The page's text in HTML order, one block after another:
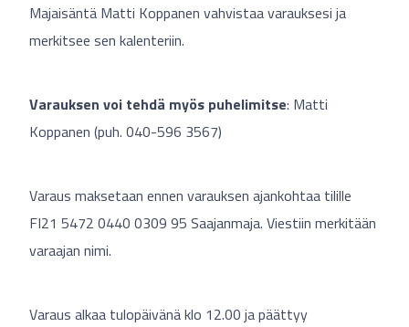
Majaisäntä Matti Koppanen vahvistaa varauksesi ja
merkitsee sen kalenteriin.
Varauksen voi tehdä myös puhelimitse: Matti
Koppanen (puh.040-596 3567)
Varaus maksetaan ennen varauksen ajankohtaa tilille
FI21 5472 0440 0309 95 Saajanmaja. Viestiin merkitään
varaajan nimi.
Varaus alkaa tulopäivänä klo 12.00 ja päättyy